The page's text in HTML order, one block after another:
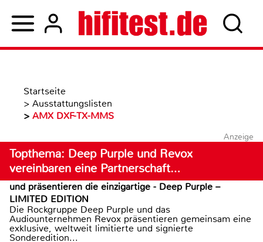
Startseite
> Ausstattungslisten
> AMX DXF-TX-MMS
Anzeige
Topthema: Deep Purple und Revox
vereinbaren eine Partnerschaft…
und präsentieren die einzigartige - Deep Purple –
LIMITED EDITION
Die Rockgruppe Deep Purple und das
Audiounternehmen Revox präsentieren gemeinsam eine
exklusive, weltweit limitierte und signierte
Sonderedition...